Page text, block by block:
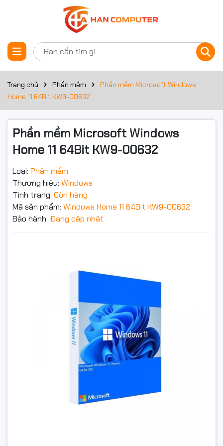
Trang chủ Phần mềm
Phần mềm Microsoft Windows
Home 11 64Bit KW9-00632
Phần mềm Microsoft Windows
Home 11 64Bit KW9-00632
Loại: Phần mềm
Thương hiệu: Windows
Tình trạng: Còn hàng
Mã sản phẩm: Windows Home 11 64Bit KW9-00632
Bảo hành: Đang cập nhật
Thông số kỹ thuật
Hệ Điều Hành Microsoft
Windows 11 Home 64Bit
– Giải Pháp Hiện Đại
Cho Gia Đình & Văn
Phòng
Microsoft Windows 11 Home 64Bit Eng Intl 1pk DSP OEI KW9-
00632là phiên bản hệ điều hành mới nhất của Microsoft,
mang đến trải nghiệmhiện đại, trực quan và an toàn hơn
sinh viên và hộ kinh doanh bán lẻ
HANCOMPUTER – hancomputer.vn
Hotline tư vấn & báo giá: 0961.430.383
✨ Giao Diện Mới Hiện Đại –
Trực Quan Hơn
Windows 11 Home mang đến một diện mạo hoàn toàn mới:
Đặt trước sản phẩm
00632
Đặt trước sản phẩm để nhận thêm nhiều ưu đãi bạn